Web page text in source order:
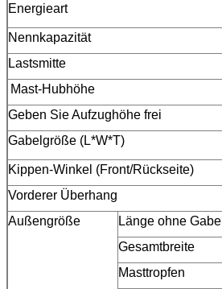
Energieart
Nennkapazität
Lastsmitte
Mast-Hubhöhe
Geben Sie Aufzughöhe frei
Gabelgröße (L*W*T)
Kippen-Winkel (Front/Rückseite)
Vorderer Überhang
Außengröße
Länge ohne Gabel
Gesamtbreite
Masttropfen